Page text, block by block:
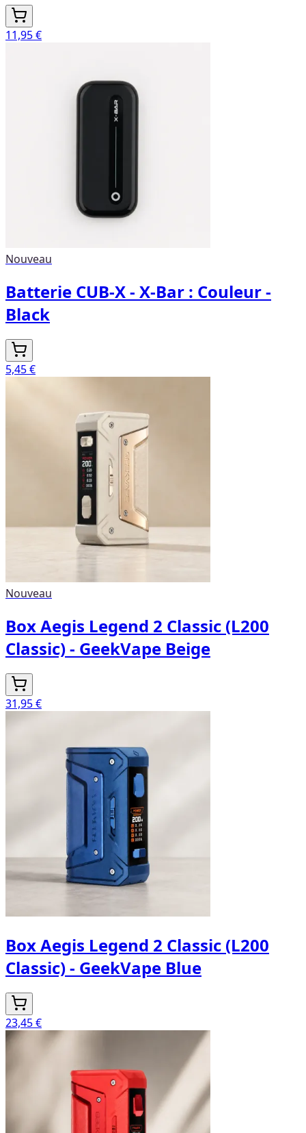
11,95 €
Nouveau
Batterie CUB-X - X-Bar : Couleur -
Black
5,45 €
Nouveau
Box Aegis Legend 2 Classic (L200
Classic) - GeekVape Beige
31,95 €
Box Aegis Legend 2 Classic (L200
Classic) - GeekVape Blue
23,45 €